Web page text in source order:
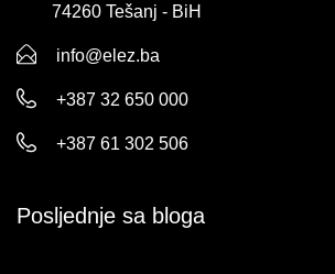
74260 Tešanj - BiH
info@elez.ba
+387 32 650 000
+387 61 302 506
Posljednje sa bloga